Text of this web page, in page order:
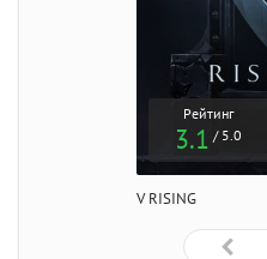
Рейтинг
3.1 / 5.0
V RISING